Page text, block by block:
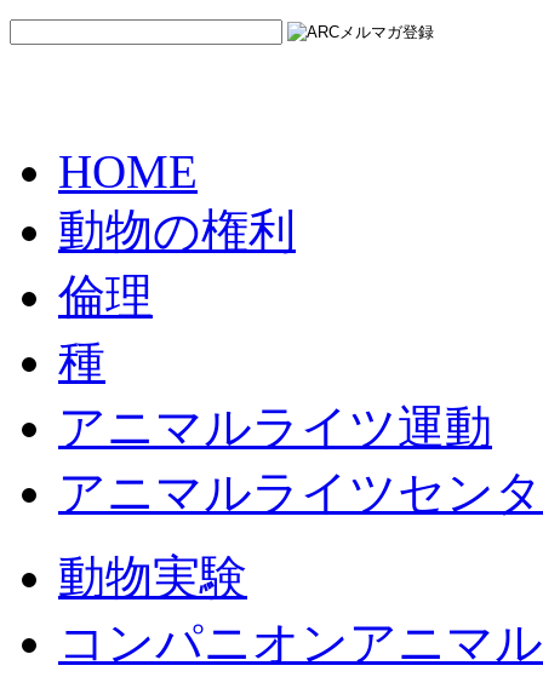
HOME
動物の権利
倫理
種
アニマルライツ運動
アニマルライツセン
動物実験
コンパニオンアニマ